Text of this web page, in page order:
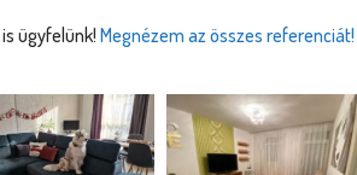
ügyfelünk!Megnézem az összes referenciát!